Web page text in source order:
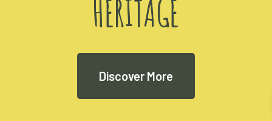
HERITAGE
Discover More